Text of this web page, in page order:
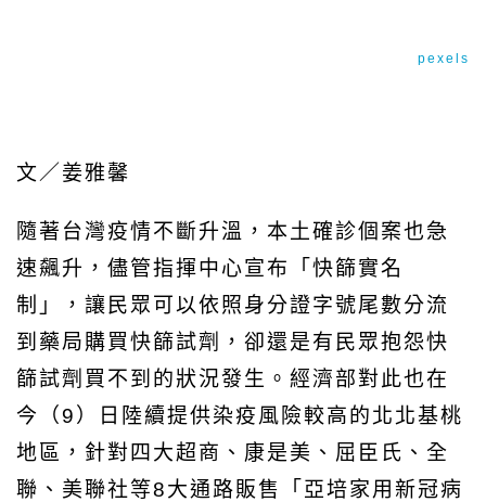
pexels
文／姜雅馨
隨著台灣疫情不斷升溫，本土確診個案也急
速飆升，儘管指揮中心宣布「快篩實名
制」，讓民眾可以依照身分證字號尾數分流
到藥局購買快篩試劑，卻還是有民眾抱怨快
篩試劑買不到的狀況發生 。經濟部對此也在
今（9）日陸續提供染疫風險較高的北北基桃
地區，針對四大超商、康是美、屈臣氏、全
聯、美聯社等8大通路販售「亞培家用新冠病